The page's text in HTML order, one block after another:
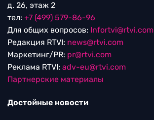
д. 26, этаж 2
тел: +7 (499) 579-86-96
Для общих вопросов: Infortvi@rtvi.com
Редакция RTVI: news@rtvi.com
Маркетинг/PR: pr@rtvi.com
Реклама RTVI: adv-eu@rtvi.com
Партнерские материалы
Достойные новости